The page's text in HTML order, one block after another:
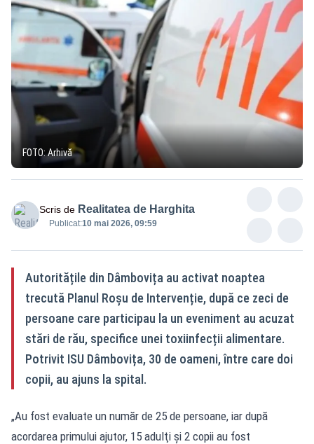
FOTO: Arhivă
Scris de Realitatea de Harghita
Publicat:10 mai 2026, 09:59
Autoritățile din Dâmbovița au activat noaptea
trecută Planul Roșu de Intervenție, după ce zeci de
persoane care participau la un eveniment au acuzat
stări de rău, specifice unei toxiinfecții alimentare.
Potrivit ISU Dâmbovița, 30 de oameni, între care doi
copii, au ajuns la spital.
„Au fost evaluate un număr de 25 de persoane, iar după
acordarea primului ajutor, 15 adulţi şi 2 copii au fost